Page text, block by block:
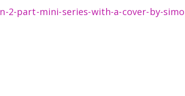
2-part-mini-series-with-a-cover-by-simo